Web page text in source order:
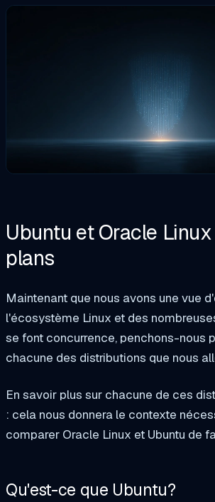
Ubuntu et Oracle Linux
plans
Maintenant que nous avons une vue
l'écosystème Linux et des
se font concurrence, penchons-nous
chacune des distributions que nous
En savoir plus sur chacune de ces
: cela nous donnera le contexte
comparer Oracle Linux et Ubuntu de
Qu'est-ce que Ubuntu?